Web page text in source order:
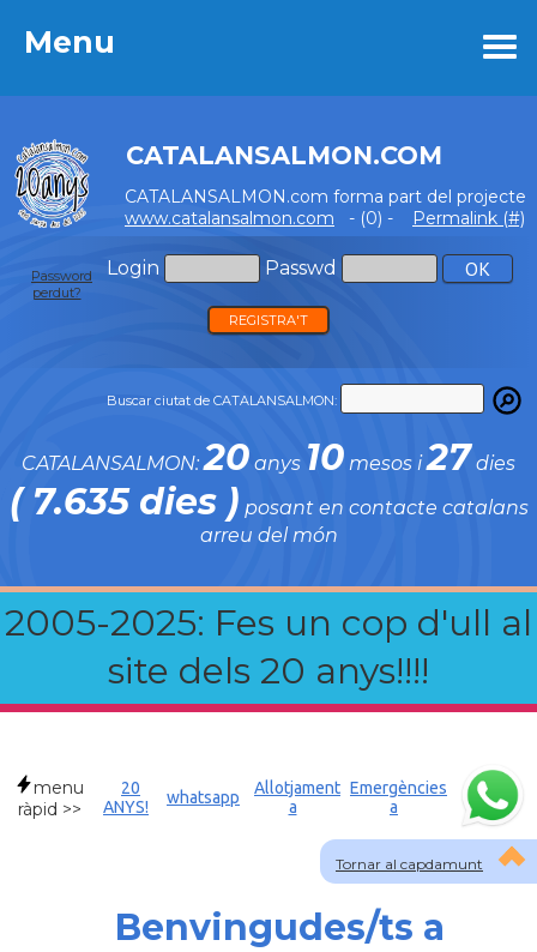
Menu
CATALANSALMON.COM
CATALANSALMON.com forma part del projecte
www.catalansalmon.com - (0) - Permalink (#)
Login Passwd
Password
perdut?
REGISTRA'T
Buscar ciutat de CATALANSALMON:
CATALANSALMON:20 anys 10 mesos i27 dies
( 7.635 dies ) posant en contacte catalans
arreu del món
2005-2025: Fes un cop d'ull al
site dels 20 anys!!!!
Menu
Tornar al capdamunt
menu
ràpid >>
20
ANYS!
whatsapp
Allotjament
a
Emergències
a
Benvingudes/ts a